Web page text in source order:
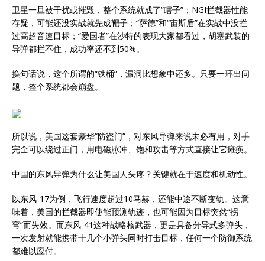
卫星一旦被干扰或摧毁，整个系统就成了“瞎子”；NGI拦截器性能
存疑，可能还没实战就先成靶子；“萨德”和“宙斯盾”在实战中没拦
过高超音速目标；“爱国者”在沙特的表现大家都看过，胡塞武装的
导弹都拦不住，成功率还不到50%。
换句话说，这个所谓的“铁桶”，漏洞比想象中还多。只要一环出问
题，整个系统都会崩盘。
所以说，美国这套豪华“防盗门”，对东风导弹来说未必有用，对手
完全可以绕过正门，用电磁脉冲、饱和攻击等方式直接让它瘫痪。
中国的东风导弹为什么让美国人头疼？关键就在于速度和机动性。
以东风-17为例，飞行速度超过10马赫，还能中途不断变轨。这意
味着，美国的拦截器即使能预测轨迹，也可能因为目标突然“拐
弯”而失效。而东风-41这种战略核武器，更是具备分导式多弹头，
一次发射就能携带十几个小弹头同时打击目标，任何一个防御系统
都难以应付。